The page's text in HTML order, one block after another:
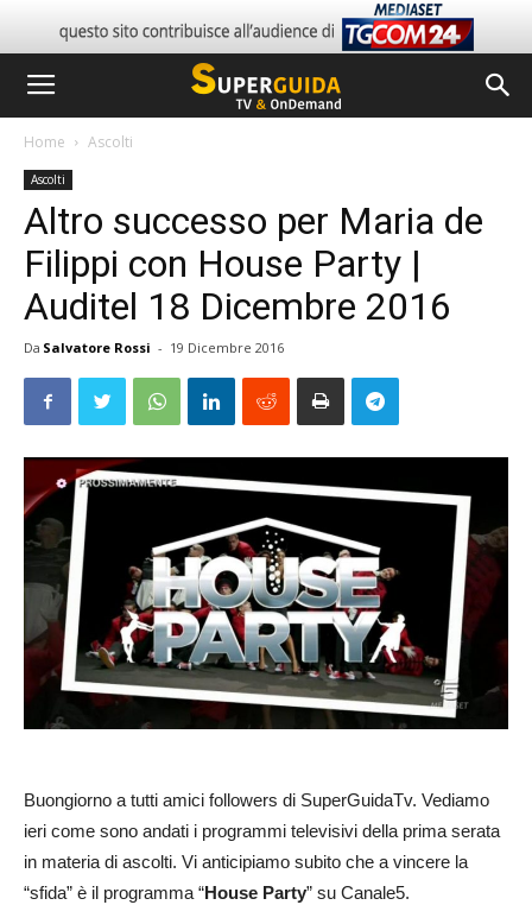
Home Ascolti
Ascolti
Altro successo per Maria de
Filippi con House Party |
Auditel 18 Dicembre 2016
Da Salvatore Rossi - 19 Dicembre 2016
Buongiorno a tutti amici followers di SuperGuidaTv. Vediamo
ieri come sono andati i programmi televisivi della prima serata
in materia di ascolti. Vi anticipiamo subito che a vincere la
“sfida” è il programma “House Party” su Canale5.